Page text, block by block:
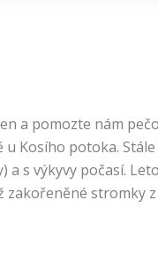
a pomozte nám
Kosího potoka.
s výkyvy počasí.
zakořeněné stromky